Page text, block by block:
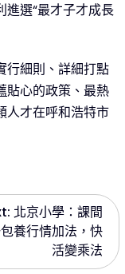
進選“最才子才成長
行細則、詳細打點
貼心的政策、最熱
人才在呼和浩特市
北京小學：課間
養行情加法，快
活變乘法